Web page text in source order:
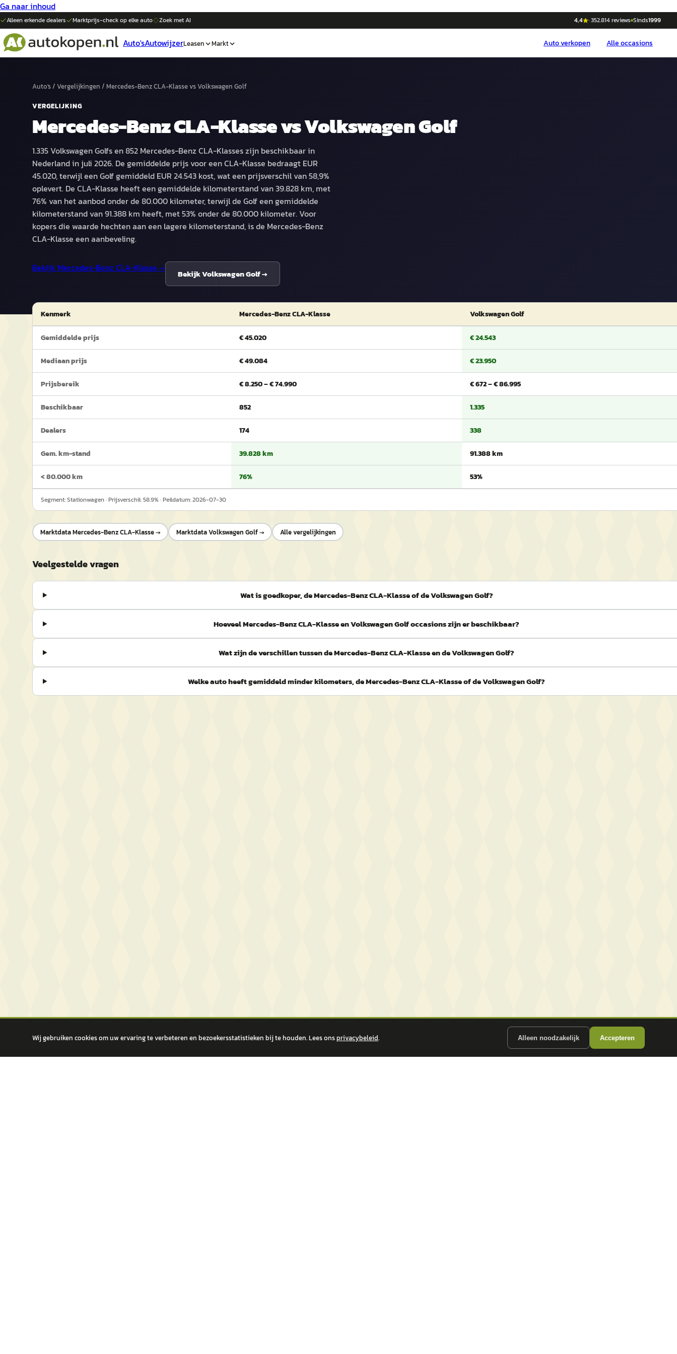
Ga naar inhoud
Alleen erkende dealers Marktprijs-check op elkeauto Zoek met AI 4,4 ·352.814reviews Sinds1999
Auto'sAutowijzerLeasen Markt Autoverkopen Alle occasions
Auto's/ Vergelijkingen / Mercedes-Benz CLA-KlassevsVolkswagen Golf
VERGELIJKING
Mercedes-Benz CLA-KlassevsVolkswagen Golf
1.335 Volkswagen Golfs en 852 Mercedes-Benz CLA-Klasses zijn beschikbaar in
Nederland in juli 2026. De gemiddelde prijs voor een CLA-Klasse bedraagt EUR
45.020, terwijl een Golf gemiddeld EUR 24.543 kost, wat een prijsverschil van 58,9%
oplevert. De CLA-Klasse heeft een gemiddelde kilometerstand van 39.828 km, met
76% van het aanbod onder de 80.000 kilometer, terwijl de Golf een gemiddelde
kilometerstand van 91.388 km heeft, met 53% onder de 80.000 kilometer. Voor
kopers die waarde hechten aan een lagere kilometerstand, is de Mercedes-Benz
CLA-Klasse een aanbeveling.
Bekijk Mercedes-Benz CLA-Klasse →
BekijkVolkswagen Golf→
Kenmerk Mercedes-Benz CLA-Klasse Volkswagen Golf
Gemiddelde prijs € 45.020 € 24.543
Mediaan prijs € 49.084 € 23.950
Prijsbereik € 8.250 – € 74.990 € 672 – € 86.995
Beschikbaar 852 1.335
Dealers 174 338
Gem. km-stand 39.828 km 91.388 km
< 80.000 km 76% 53%
Segment:Stationwagen· Prijsverschil:58.9% · Peildatum:2026-07-30
MarktdataMercedes-Benz CLA-Klasse→ MarktdataVolkswagen Golf→ Alle vergelijkingen
Veelgestelde vragen
Wat is goedkoper, de Mercedes-Benz CLA-Klasse of de Volkswagen Golf?
Hoeveel Mercedes-Benz CLA-Klasse en Volkswagen Golf occasions zijn er beschikbaar?
Wat zijn de verschillen tussen de Mercedes-Benz CLA-Klasse en de Volkswagen Golf?
Welke auto heeft gemiddeld minder kilometers, de Mercedes-Benz CLA-Klasse of de Volkswagen Golf?
Wij gebruiken cookies om uw ervaring te verbeteren en bezoekersstatistieken bij te houden. Lees onsprivacybeleid. Alleen noodzakelijk Accepteren